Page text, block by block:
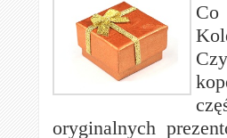
Co
oryginalnych